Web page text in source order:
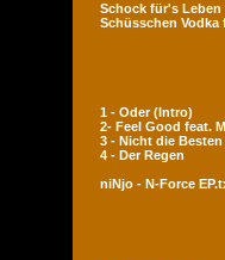
Schock für's
Schüsschen Vodka
1 - Oder (Intro)
2- Feel Good feat.
3 - Nicht die Besten
4 - Der Regen
niNjo - N-Force